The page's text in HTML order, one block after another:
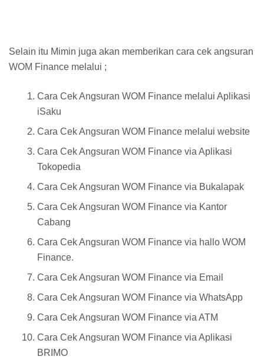
Selain itu Mimin juga akan memberikan cara cek angsuran
WOM Finance melalui ;
Cara Cek Angsuran WOM Finance melalui Aplikasi
iSaku
Cara Cek Angsuran WOM Finance melalui website
Cara Cek Angsuran WOM Finance via Aplikasi
Tokopedia
Cara Cek Angsuran WOM Finance via Bukalapak
Cara Cek Angsuran WOM Finance via Kantor
Cabang
Cara Cek Angsuran WOM Finance via hallo WOM
Finance.
Cara Cek Angsuran WOM Finance via Email
Cara Cek Angsuran WOM Finance via WhatsApp
Cara Cek Angsuran WOM Finance via ATM
Cara Cek Angsuran WOM Finance via Aplikasi
BRIMO